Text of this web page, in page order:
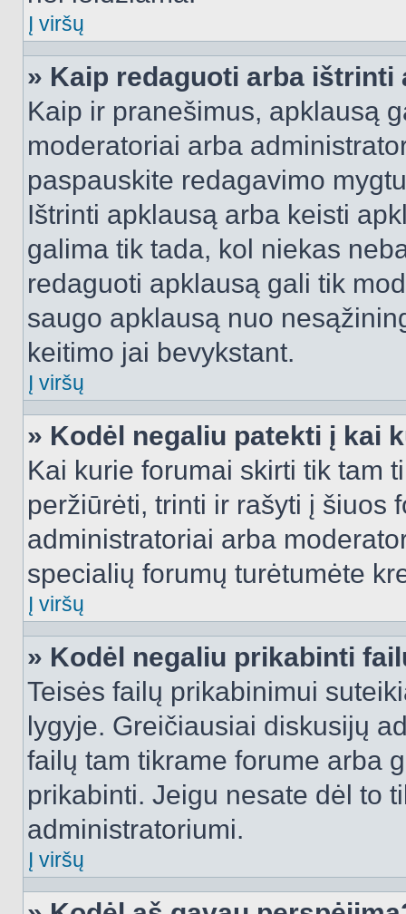
Į viršų
» Kaip redaguoti arba ištrinti
Kaip ir pranešimus, apklausą
moderatoriai arba
paspauskite redagavimo
Ištrinti apklausą arba keisti
galima tik tada, kol niekas
redaguoti apklausą gali tik
saugo apklausą nuo
keitimo jai bevykstant.
Į viršų
» Kodėl negaliu patekti į kai
Kai kurie forumai skirti tik tam
peržiūrėti, trinti ir rašyti į šiuos
administratoriai arba
specialių forumų turėtumėte
Į viršų
» Kodėl negaliu prikabinti
Teisės failų prikabinimui
lygyje. Greičiausiai diskusijų
failų tam tikrame forume arba
prikabinti. Jeigu nesate dėl to
administratoriumi.
Į viršų